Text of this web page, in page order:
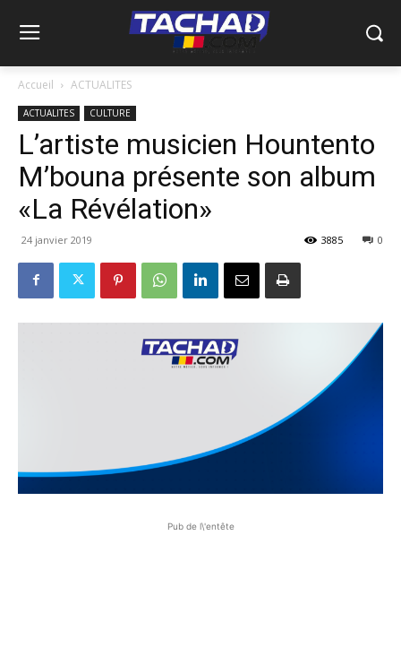
Accueil ACTUALITES
ACTUALITES CULTURE
L’artiste musicien Hountento
M’bouna présente son album
«La Révélation»
24 janvier 2019 0
3885
Pub de l\'entête